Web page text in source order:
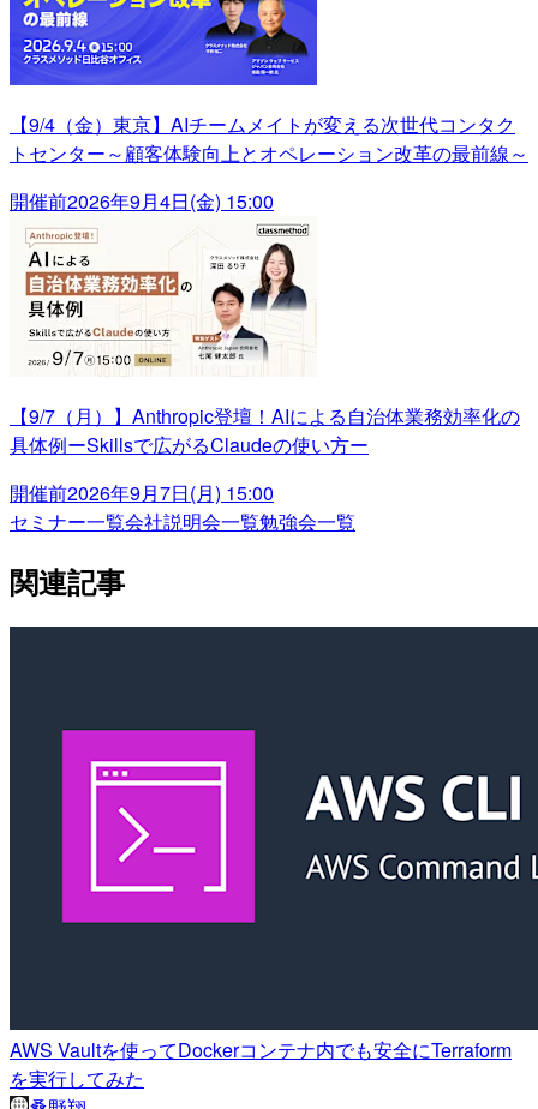
【9/4（金）東京】AIチームメイトが変える次世代コンタク
トセンター～顧客体験向上とオペレーション改革の最前線～
開催前2026年9月4日(金) 15:00
【9/7（月）】Anthropic登壇！AIによる自治体業務効率化の
具体例ーSkillsで広がるClaudeの使い方ー
開催前2026年9月7日(月) 15:00
セミナー一覧会社説明会一覧勉強会一覧
関連記事
AWS Vaultを使ってDockerコンテナ内でも安全にTerraform
を実行してみた